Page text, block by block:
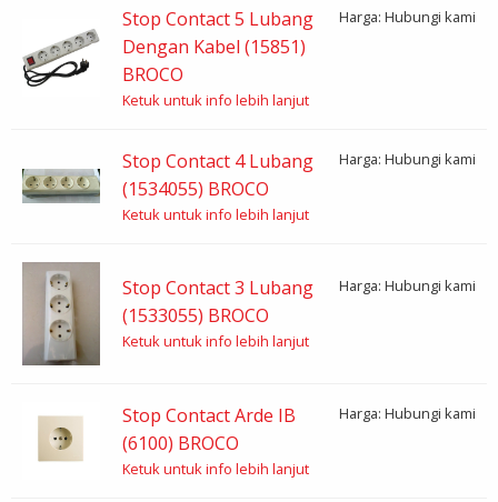
Stop Contact 5 Lubang
Dengan Kabel (15851)
BROCO
Harga: Hubungi kami
Ketuk untuk info lebih lanjut
Stop Contact 4 Lubang
(1534055) BROCO
Harga: Hubungi kami
Ketuk untuk info lebih lanjut
Stop Contact 3 Lubang
(1533055) BROCO
Harga: Hubungi kami
Ketuk untuk info lebih lanjut
Stop Contact Arde IB
(6100) BROCO
Harga: Hubungi kami
Ketuk untuk info lebih lanjut